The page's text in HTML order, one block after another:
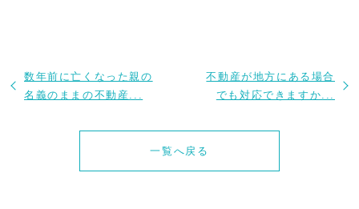
数年前に亡くなった親の
名義のままの不動産...
一覧へ戻る
不動産が地方にある場合
でも対応できますか...